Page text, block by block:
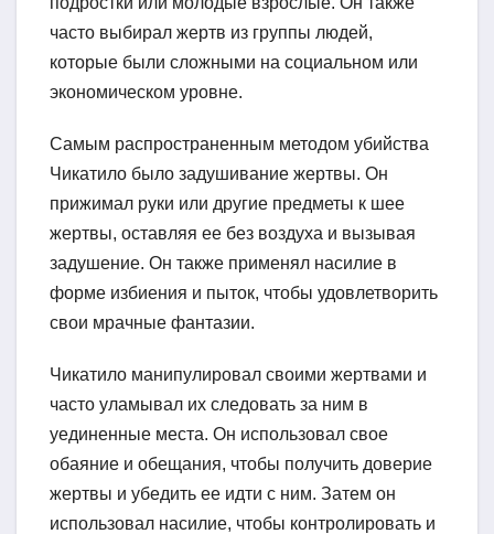
часто выбирал жертв из группы людей,
которые были сложными на социальном или
экономическом уровне.
Самым распространенным методом убийства
Чикатило было задушивание жертвы. Он
прижимал руки или другие предметы к шее
жертвы, оставляя ее без воздуха и вызывая
задушение. Он также применял насилие в
форме избиения и пыток, чтобы удовлетворить
свои мрачные фантазии.
Чикатило манипулировал своими жертвами и
часто уламывал их следовать за ним в
уединенные места. Он использовал свое
обаяние и обещания, чтобы получить доверие
жертвы и убедить ее идти с ним. Затем он
использовал насилие, чтобы контролировать и